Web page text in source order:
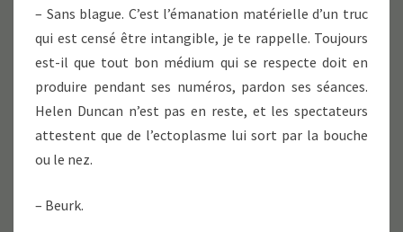
– Sans blague. C’est l’émanation matérielle d’un truc
qui est censé être intangible, je te rappelle. Toujours
est-il que tout bon médium qui se respecte doit en
produire pendant ses numéros, pardon ses séances.
Helen Duncan n’est pas en reste, et les spectateurs
attestent que de l’ectoplasme lui sort par la bouche
ou le nez.
– Beurk.